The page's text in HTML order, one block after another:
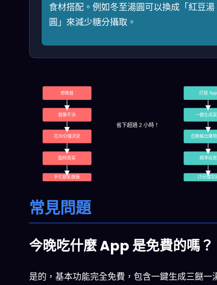
食材搭配。例如冬至湯圓可以換成「紅豆湯
圓」來減少糖分攝取。
想晚餐
猶豫不決
花30分鐘決定
臨時買菜
手忙腳亂做飯
打開 App
一鍵生成
自動輸出購
精準採買
15分鐘完
省下超過 2 小時！
常見問題
今晚吃什麼 App 是免費的嗎？
是的，基本功能完全免費，包含一鍵生成三餸一